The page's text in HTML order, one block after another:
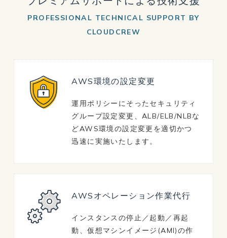
PROFESSIONAL TECHNICAL SUPPORT BY
CLOUDCREW
AWS環境の設定変更
運用ポリシーにそったセキュリティ
グループ設定変更、ALB/ELB/NLBな
どAWS環境の設定変更を適切かつ
迅速に実施いたします。
AWSオペレーション作業代行
インスタンスの停止／起動／再起
動、仮想マシンイメージ(AMI)の作